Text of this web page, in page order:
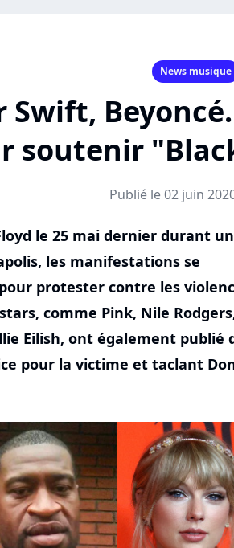
News musique
Swift,
soutenir
Publié le 02 juin
le 25 mai dernier durant un
les manifestations se
protester contre les
comme Pink, Nile
Eilish, ont également publié
pour la victime et taclant